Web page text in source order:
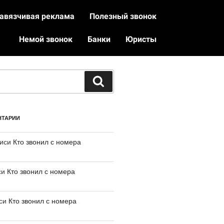
реклама Полезный звонок
Немой звонок Банки Юристы
Кто звонил с номера
Кто звонил с номера
Кто звонил с номера